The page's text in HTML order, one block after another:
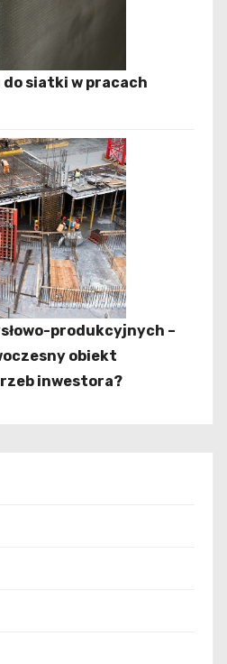
siatki w pracach
produkcyjnych –
obiekt
inwestora?